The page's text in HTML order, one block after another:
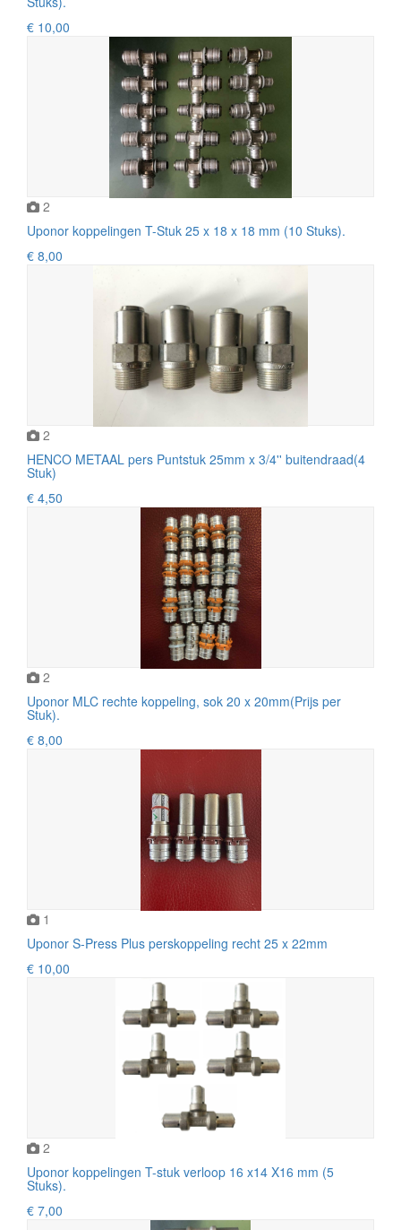
€ 10,00
2
Uponor koppelingen T-Stuk 25 x 18 x 18 mm (10 Stuks).
€ 8,00
2
HENCO METAAL pers Puntstuk 25mm x 3/4'' buitendraad(4
Stuk)
€ 4,50
2
Uponor MLC rechte koppeling, sok 20 x 20mm(Prijs per
Stuk).
€ 8,00
1
Uponor S-Press Plus perskoppeling recht 25 x 22mm
€ 10,00
2
Uponor koppelingen T-stuk verloop 16 x14 X16 mm (5
Stuks).
€ 7,00